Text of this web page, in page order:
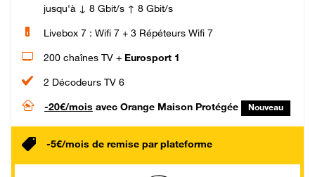
jusqu'à ↓ 8 Gbit/s ↑ 8 Gbit/s
Livebox 7 : Wifi 7 + 3 Répéteurs Wifi 7
200 chaînes TV + Eurosport 1
2 Décodeurs TV 6
-20€/mois avec Orange Maison Protégée Nouveau
-5€/mois de remise par plateforme